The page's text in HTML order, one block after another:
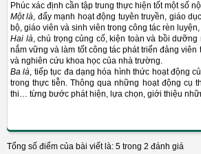
Phúc xác định cần tập trung thực hiện tốt một số
Một là, đẩy mạnh hoạt động tuyên truyền, giáo
bộ, giáo viên và sinh viên trong công tác rèn
Hai là, chú trọng củng cố, kiện toàn và bồi
nắm vững và làm tốt công tác phát triển đảng
và nghiên cứu khoa học của nhà trường.
Ba là, tiếp tục đa dạng hóa hình thức hoạt động
trong thực tiễn. Thông qua những hoạt động cụ
thi… từng bước phát hiện, lựa chọn, giới thiệu
Tổng số điểm của bài viết là: 5 trong 2 đánh giá